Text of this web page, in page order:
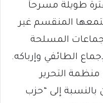
طويلة مسرحاً
المنقسم غير
المسلحة
الطائفي وإرباكه.
التحرير
إلى “حزب